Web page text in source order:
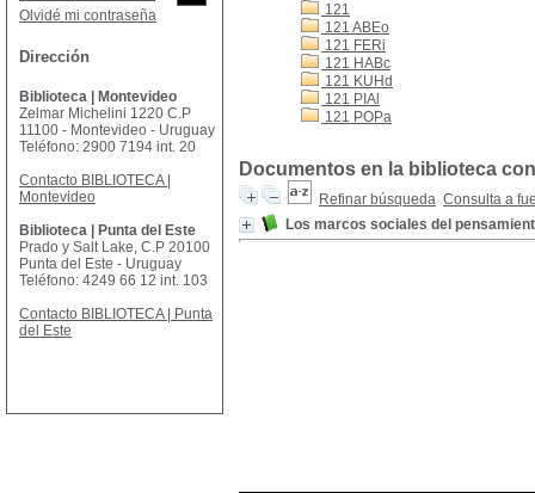
121
121 ABEo
121 FERi
121 HABc
121 KUHd
121 PIAl
121 POPa
Documentos en la biblioteca
Refinar búsqueda Consulta a
Los marcos sociales del
Olvidé mi contraseña
Dirección
Biblioteca | Montevideo
Zelmar Michelini 1220 C.P
11100 - Montevideo - Uruguay
Teléfono: 2900 7194 int. 20
Contacto BIBLIOTECA |
Montevideo
Biblioteca | Punta del Este
Prado y Salt Lake, C.P 20100
Punta del Este - Uruguay
Teléfono: 4249 66 12 int. 103
Contacto BIBLIOTECA | Punta
del Este